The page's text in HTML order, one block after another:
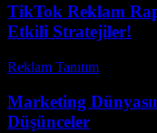
TikTok Reklam
Etkili Stratejiler!
Reklam Tanıtım
Marketing
Düşünceler